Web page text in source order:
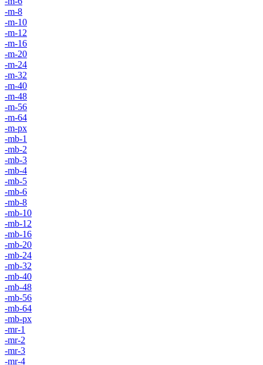
-m-8
-m-10
-m-12
-m-16
-m-20
-m-24
-m-32
-m-40
-m-48
-m-56
-m-64
-m-px
-mb-1
-mb-2
-mb-3
-mb-4
-mb-5
-mb-6
-mb-8
-mb-10
-mb-12
-mb-16
-mb-20
-mb-24
-mb-32
-mb-40
-mb-48
-mb-56
-mb-64
-mb-px
-mr-1
-mr-2
-mr-3
-mr-4